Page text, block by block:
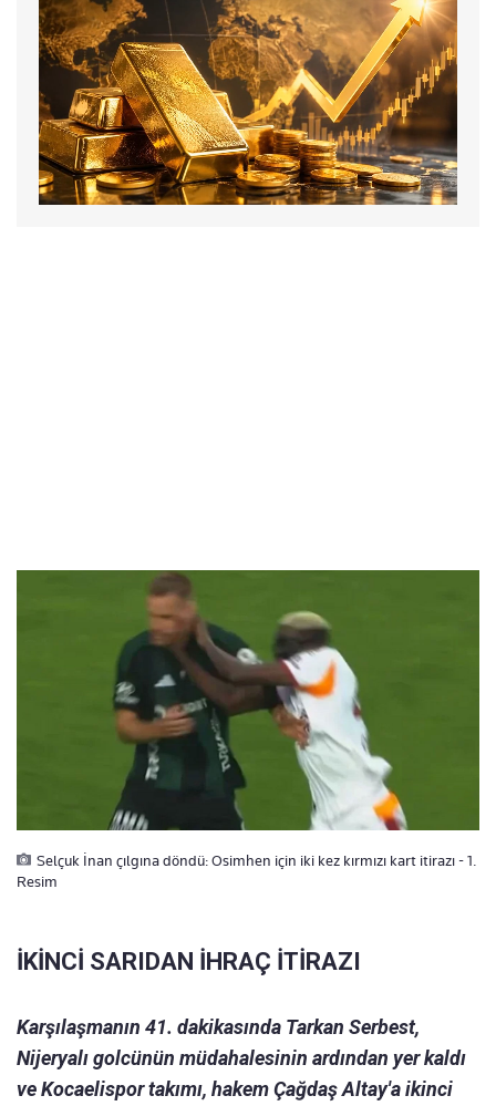
Selçuk İnan çılgına döndü: Osimhen için iki kez kırmızı kart itirazı - 1.
Resim
İKİNCİ SARIDAN İHRAÇ İTİRAZI
Karşılaşmanın 41. dakikasında Tarkan Serbest,
Nijeryalı golcünün müdahalesinin ardından yer kaldı
ve Kocaelispor takımı, hakem Çağdaş Altay'a ikinci